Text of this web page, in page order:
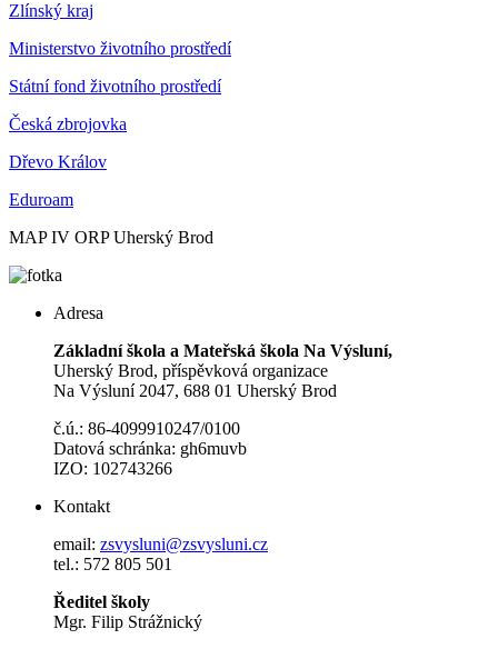
Zlínský kraj
Ministerstvo životního prostředí
Státní fond životního prostředí
Česká zbrojovka
Dřevo Králov
Eduroam
MAP IV ORP Uherský Brod
Adresa
Základní škola a Mateřská škola Na Výsluní,
Uherský Brod, příspěvková organizace
Na Výsluní 2047, 688 01 Uherský Brod
č.ú.: 86-4099910247/0100
Datová schránka: gh6muvb
IZO: 102743266
Kontakt
email: zsvysluni@zsvysluni.cz
tel.: 572 805 501
Ředitel školy
Mgr. Filip Strážnický